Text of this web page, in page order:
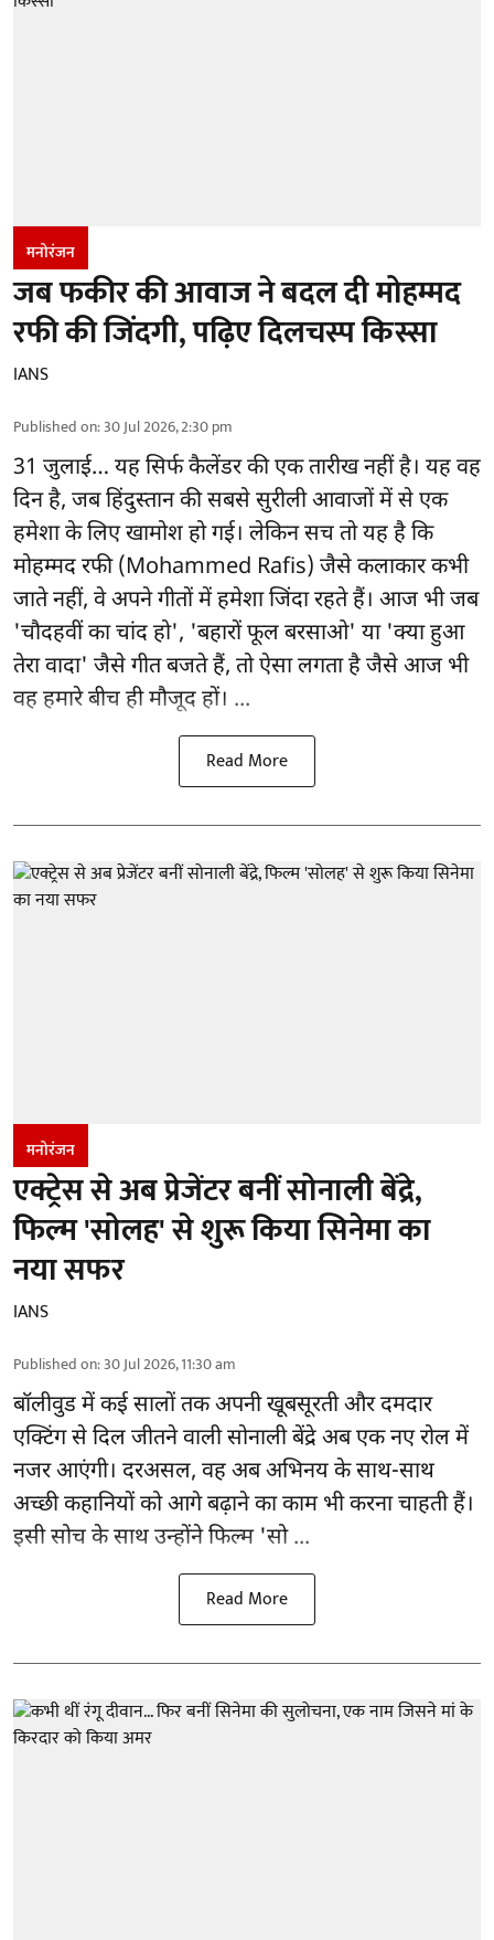
मनोरंजन
जब फकीर की आवाज ने बदल दी मोहम्मद
रफी की जिंदगी, पढ़िए दिलचस्प किस्सा
IANS
Published on:30 Jul 2026, 2:30 pm
31 जुलाई… यह सिर्फ कैलेंडर की एक तारीख नहीं है। यह वह
दिन है, जब हिंदुस्तान की सबसे सुरीली आवाजों में से एक
हमेशा के लिए खामोश हो गई। लेकिन सच तो यह है कि
मोहम्मद रफी (Mohammed Rafis) जैसे कलाकार कभी
जाते नहीं, वे अपने गीतों में हमेशा जिंदा रहते हैं। आज भी जब
'चौदहवीं का चांद हो', 'बहारों फूल बरसाओ' या 'क्या हुआ
तेरा वादा' जैसे गीत बजते हैं, तो ऐसा लगता है जैसे आज भी
वह हमारे बीच ही मौजूद हों। ...
Read More
मनोरंजन
एक्ट्रेस से अब प्रेजेंटर बनीं सोनाली बेंद्रे,
फिल्म 'सोलह' से शुरू किया सिनेमा का
नया सफर
IANS
Published on:30 Jul 2026, 11:30 am
बॉलीवुडमें कई सालों तक अपनी खूबसूरती और दमदार
एक्टिंग से दिल जीतने वाली सोनाली बेंद्रे अब एक नए रोल में
नजर आएंगी। दरअसल, वह अब अभिनय के साथ-साथ
अच्छी कहानियों को आगे बढ़ाने का काम भी करना चाहती हैं।
इसी सोच के साथ उन्होंने फिल्म 'सो ...
Read More